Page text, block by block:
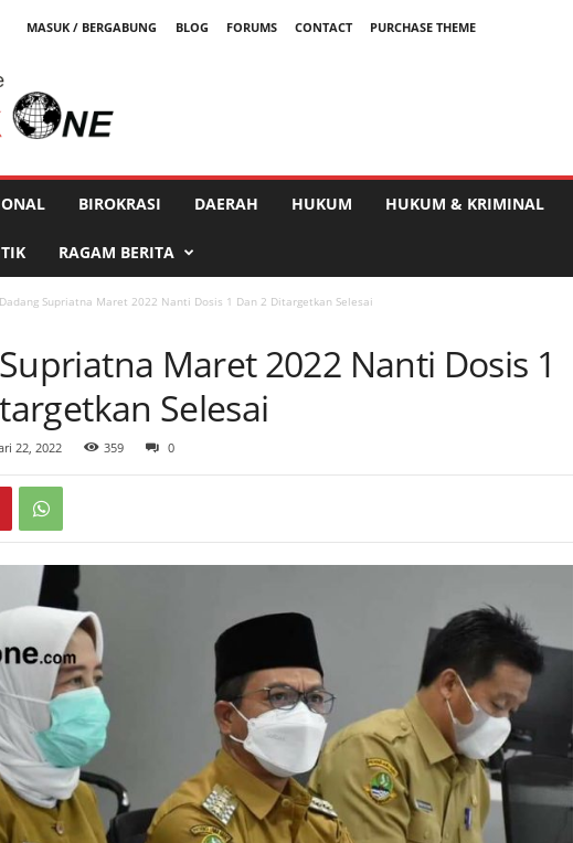
MASUK / BERGABUNG BLOG FORUMS CONTACT
PURCHASE THEME
BIROKRASI DAERAH HUKUM HUKUM & KRIMINAL
RAGAM BERITA
Dadang Supriatna Maret 2022 Nanti Dosis 1 Dan 2 Ditargetkan Selesai
Maret 2022 Nanti Dosis 1
Selesai
22, 2022 359 0